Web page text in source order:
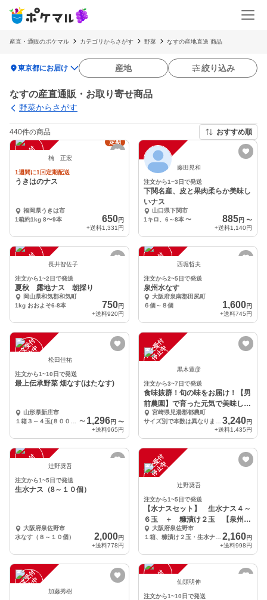
産直・通販のポケマル カテゴリからさがす 野菜 なすの産地直送 商品
location_on東京都にお届け 産地 絞り込み
なすの産直通販・お取り寄せ商品
野菜からさがす
440件の商品 おすすめ順
注
文
受
付
停
止
定期
楠 正宏
1週間に1回定期配送
うきはのナス
福岡県うきは市
1箱約1kg 8〜9本
650円
+送料1,331円
注
文
受
付
停
止
中 藤田晃和
注文から1~3日で発送
下関名産、皮と果肉柔らか美味し
いナス
山口県下関市
1キロ、6～8本 〜 885円 〜
+送料1,140円
注
文
受
付
停
止 長井智佐子
注文から1~2日で発送
夏秋 露地ナス 朝採り
岡山県和気郡和気町
1kg おおよそ6-8本
750円
+送料920円
注
文
受
付
停
止 西堀哲夫
注文から2~5日で発送
泉州水なす
大阪府泉南郡田尻町
６個～８個
1,600円
+送料745円
注
文
受
付
停
止
中 松田佳祐
注文から1~10日で発送
最上伝承野菜 畑なす(はたなす)
山形県新庄市
〜 1,296円 〜
+送料965円
注
文
受
付
停
止
中
黒木豊彦
注文から3~7日で発送
食味抜群！旬の味をお届け！【男
前農園】で育った元気で美味しい
ナス！
宮崎県児湯郡都農町
3,240円
+送料1,435円
注
文
受
付
停
止 辻野奨吾
注文から1~5日で発送
生水ナス（8～１０個）
大阪府泉佐野市
水なす（８～１０個）
2,000円
+送料778円
注
文
受
付
停
止
中
辻野奨吾
注文から1~5日で発送
【水ナスセット】 生水ナス４～
６玉 ＋ 糠漬け２玉 【泉州名
産】大阪府泉佐野市
１箱、糠漬け２玉・生水ナス４－６玉
2,160円
+送料998円
注
文
受
付
停
止
中 加藤秀樹
注
文
受
付
停
止 仙頭明伸
注文から1~10日で発送